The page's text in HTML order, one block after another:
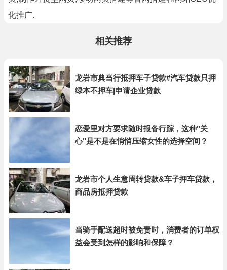
化推广.
相关推荐
龙岩市典当行抵押车子贷款#汽车贷款只押
绿本不押车|申请企业贷款
恋爱里对方要求随时报备行踪，这种"关
心"是不是在悄悄压缩女性的选择空间？
龙岩市个人生意周转贷款&车子押车贷款，
商品房抵押贷款
当骑手配送超时被免责时，消费者的订单权
益会受到怎样的影响和保障？